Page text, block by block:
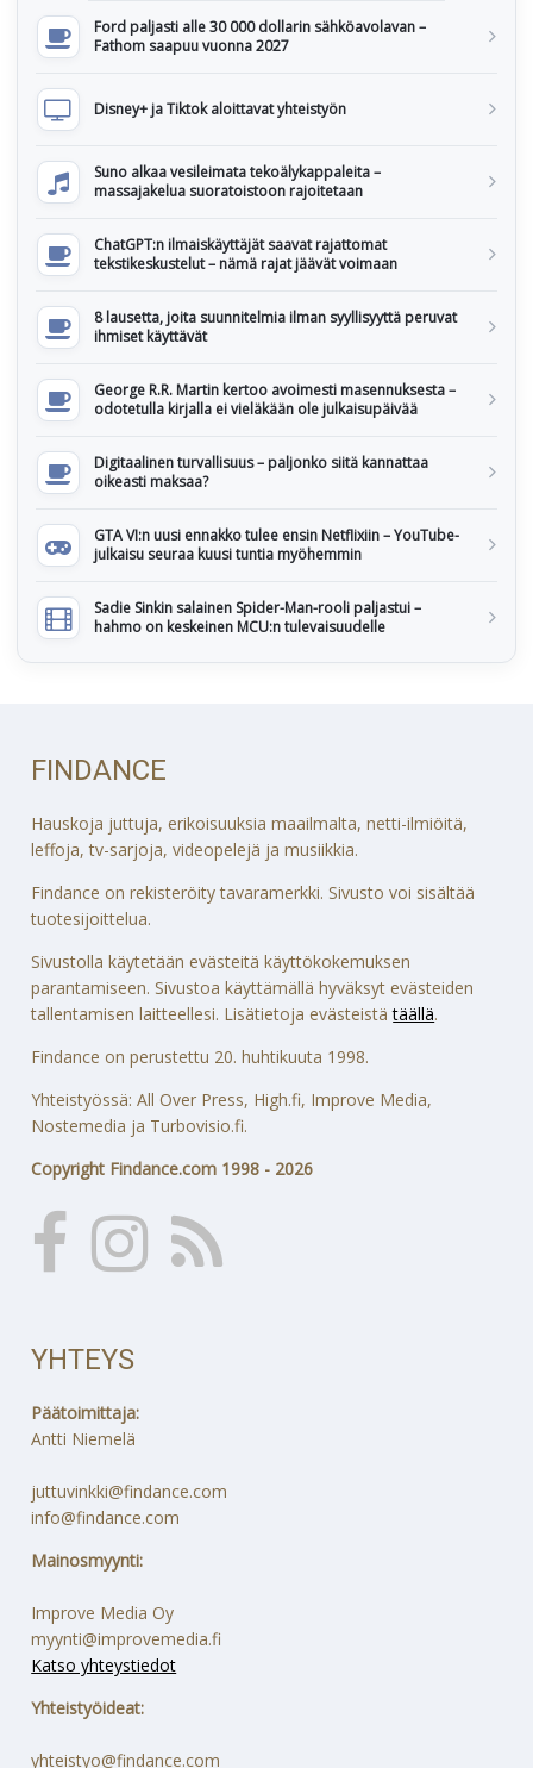
Ford paljasti alle 30 000 dollarin sähköavolavan –
Fathom saapuu vuonna 2027
Disney+ ja Tiktok aloittavat yhteistyön
Suno alkaa vesileimata tekoälykappaleita –
massajakelua suoratoistoon rajoitetaan
ChatGPT:n ilmaiskäyttäjät saavat rajattomat
tekstikeskustelut – nämä rajat jäävät voimaan
8 lausetta, joita suunnitelmia ilman syyllisyyttä peruvat
ihmiset käyttävät
George R.R. Martin kertoo avoimesti masennuksesta –
odotetulla kirjalla ei vieläkään ole julkaisupäivää
Digitaalinen turvallisuus – paljonko siitä kannattaa
oikeasti maksaa?
GTA VI:n uusi ennakko tulee ensin Netflixiin – YouTube-
julkaisu seuraa kuusi tuntia myöhemmin
Sadie Sinkin salainen Spider-Man-rooli paljastui –
hahmo on keskeinen MCU:n tulevaisuudelle
FINDANCE
Hauskoja juttuja, erikoisuuksia maailmalta, netti-ilmiöitä,
leffoja, tv-sarjoja, videopelejä ja musiikkia.
Findance on rekisteröity tavaramerkki. Sivusto voi sisältää
tuotesijoittelua.
Sivustolla käytetään evästeitä käyttökokemuksen
parantamiseen. Sivustoa käyttämällä hyväksyt evästeiden
tallentamisen laitteellesi. Lisätietoja evästeistätäällä.
Findance on perustettu 20. huhtikuuta 1998.
Yhteistyössä: All Over Press, High.fi, Improve Media,
Nostemedia ja Turbovisio.fi.
Copyright Findance.com 1998 - 2026
YHTEYS
Päätoimittaja:
Antti Niemelä
juttuvinkki@findance.com
info@findance.com
Mainosmyynti:
Improve Media Oy
myynti@improvemedia.fi
Katso yhteystiedot
Yhteistyöideat:
yhteistyo@findance.com